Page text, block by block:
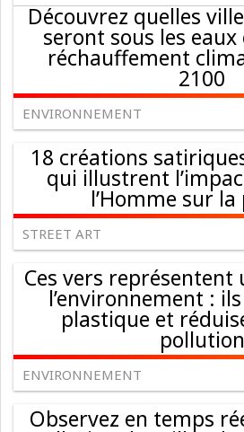
Découvrez quelles
seront sous les
réchauffement
2100
ENVIRONNEMENT
18 créations
qui illustrent
l’Homme sur
STREET ART
Ces vers
l’environnement :
plastique et
pollution
ENVIRONNEMENT
Observez en temps